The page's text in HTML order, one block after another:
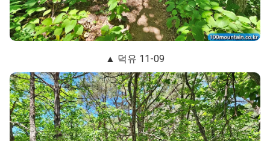
▲ 덕유 11-09